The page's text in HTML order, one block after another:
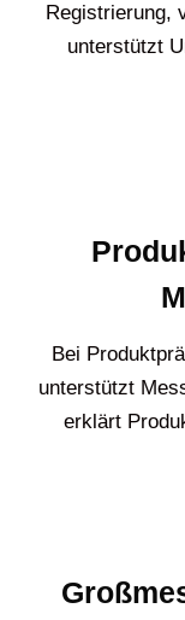
Registrierung,
unterstützt
Bei
unterstützt
erklärt